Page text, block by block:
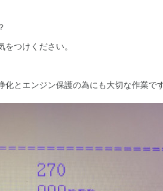
つけください。
とエンジン保護の為にも大切な作業で